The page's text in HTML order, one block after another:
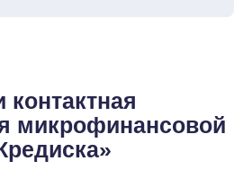
контактная
микрофинансовой